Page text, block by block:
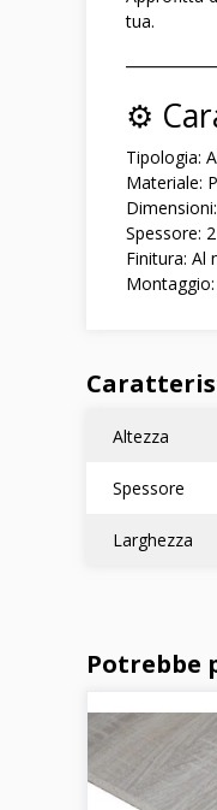
tua.
⚙️
Tipologia:
Materiale:
Spessore:
Finitura: Al
Altezza
Spessore
Larghezza
Potrebbe